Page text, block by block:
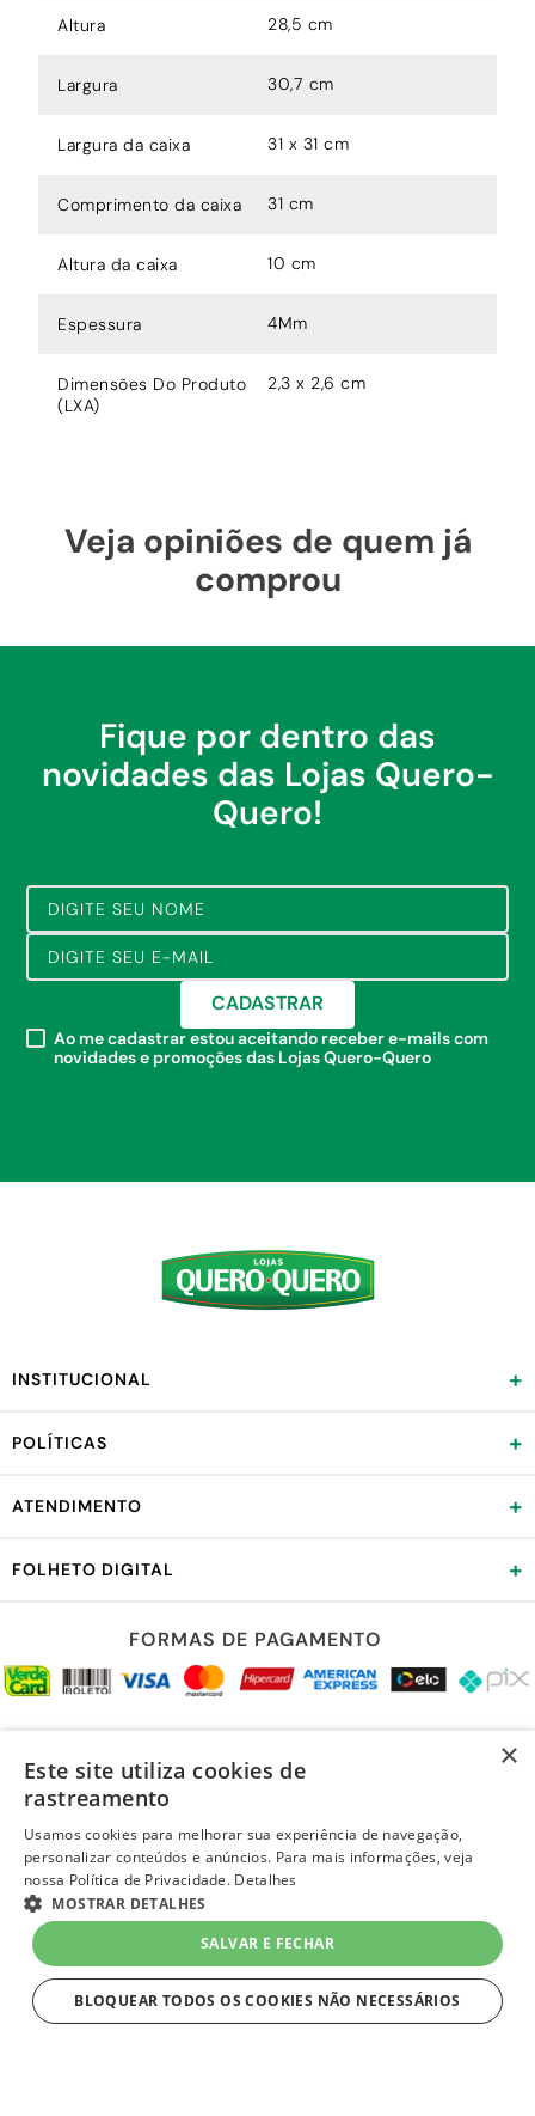
R$ 24,99 no Pix -6%
ou R$ 26,49 em
sem juros
no Cartão Quero-Quero
+
-
1Unidade=R$ 26,49
Altura 28,5 cm
Largura 30,7 cm
Largura da caixa 31 x 31 cm
Comprimento da caixa 31 cm
Altura da caixa 10 cm
Espessura 4Mm
Dimensões Do Produto
(LXA)
2,3 x 2,6 cm
Veja opiniões de quem já
comprou
Fique por dentro das
novidades das Lojas Quero-
Quero!
CADASTRAR
Ao me cadastrar estou aceitando receber e-mails com
novidades e promoções das Lojas Quero-Quero
INSTITUCIONAL +
POLÍTICAS +
ATENDIMENTO +
FOLHETO DIGITAL +
FORMAS DE PAGAMENTO
LOJA SEGURA
×
Este site utiliza cookies de
rastreamento
Usamos cookies para melhorar sua experiência de navegação,
personalizar conteúdos e anúncios. Para mais informações, veja
nossa Política de Privacidade. Detalhes
MOSTRAR DETALHES
SALVAR E FECHAR
BLOQUEAR TODOS OS COOKIES NÃO NECESSÁRIOS